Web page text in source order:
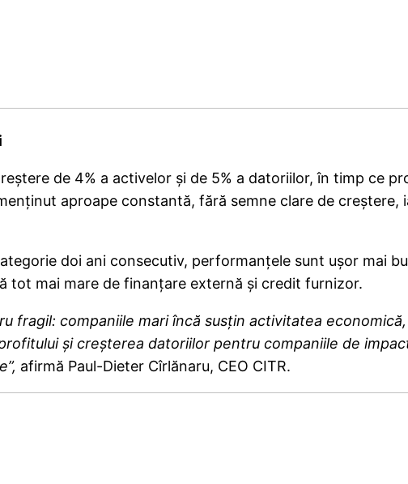
de 4% a activelor și de 5% a datoriilor, în timp ce
aproape constantă, fără semne clare de creștere,
doi ani consecutiv, performanțele sunt ușor mai
tot mai mare de finanțare externă și credit furnizor.
fragil: companiile mari încă susțin activitatea
și creșterea datoriilor pentru companiile de
afirmă Paul-Dieter Cîrlănaru, CEO CITR.